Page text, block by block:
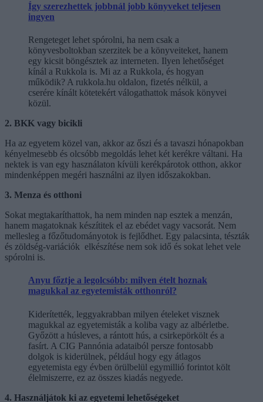
Így szerezhettek jobbnál jobb könyveket teljesen
ingyen
Rengeteget lehet spórolni, ha nem csak a
könyvesboltokban szerzitek be a könyveiteket, hanem
egy kicsit böngésztek az interneten. Ilyen lehetőséget
kínál a Rukkola is. Mi az a Rukkola, és hogyan
működik? A rukkola.hu oldalon, fizetés nélkül, a
cserére kínált kötetekért válogathattok mások könyvei
közül.
2. BKK vagy bicikli
Ha az egyetem közel van, akkor az őszi és a tavaszi hónapokban
kényelmesebb és olcsóbb megoldás lehet két kerékre váltani. Ha
nektek is van egy használaton kívüli kerékpárotok otthon, akkor
mindenképpen megéri használni az ilyen időszakokban.
3. Menza és otthoni
Sokat megtakaríthattok, ha nem minden nap esztek a menzán,
hanem magatoknak készítitek el az ebédet vagy vacsorát. Nem
mellesleg a főzőtudományotok is fejlődhet. Egy palacsinta, tészták
és zöldség-variációk elkészítése nem sok idő és sokat lehet vele
spórolni is.
Anyu főztje a legolcsóbb: milyen ételt hoznak
magukkal az egyetemisták otthonról?
Kiderítették, leggyakrabban milyen ételeket visznek
magukkal az egyetemisták a koliba vagy az albérletbe.
Győzött a húsleves, a rántott hús, a csirkepörkölt és a
fasírt. A CIG Pannónia adataiból persze fontosabb
dolgok is kiderülnek, például hogy egy átlagos
egyetemista egy évben örülbelül egymillió forintot költ
élelmiszerre, ez az összes kiadás negyede.
4. Használjátok ki az egyetemi lehetőségeket